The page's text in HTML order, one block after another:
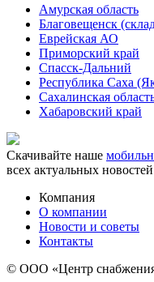
Амурская область
Благовещенск
Еврейская АО
Приморский край
Спасск-Дальний
Республика Саха
Сахалинская
Хабаровский край
Скачивайте наше
всех актуальных
Компания
О компании
Новости и советы
Контакты
© ООО «Центр